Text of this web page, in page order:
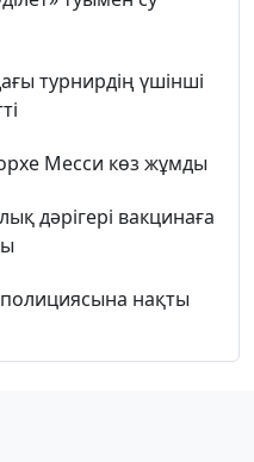
турнирдің үшінші
Месси көз жұмды
дәрігері вакцинаға
нақты